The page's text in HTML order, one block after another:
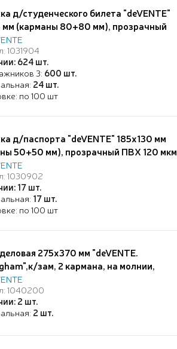
д/студенческого билета "deVENTE"
мм (карманы 80+80 мм), прозрачный
мкм
1031904
624 шт.
3: 600 шт.
24 шт.
по 100 шт
д/паспорта "deVENTE" 185x130 мм
50+50 мм), прозрачный ПВХ 120 мкм
1030902
17 шт.
17 шт.
по 100 шт
275x370 мм "deVENTE.
зам, 2 кармана, на молнии,
1040200
2 шт.
2 шт.